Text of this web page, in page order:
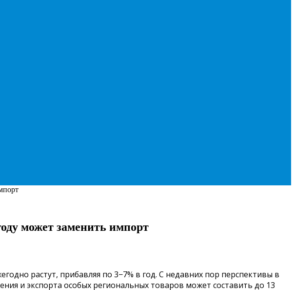
может заменить импорт
растут, прибавляя по 3−7% в год. С недавних пор перспективы в
и экспорта особых региональных товаров может составить до 13